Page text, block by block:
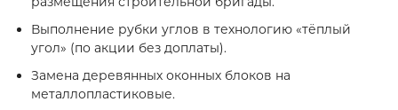
Выполнение рубки углов в технологию «тёплый
угол» (по акции без доплаты).
Замена деревянных оконных блоков на
металлопластиковые.